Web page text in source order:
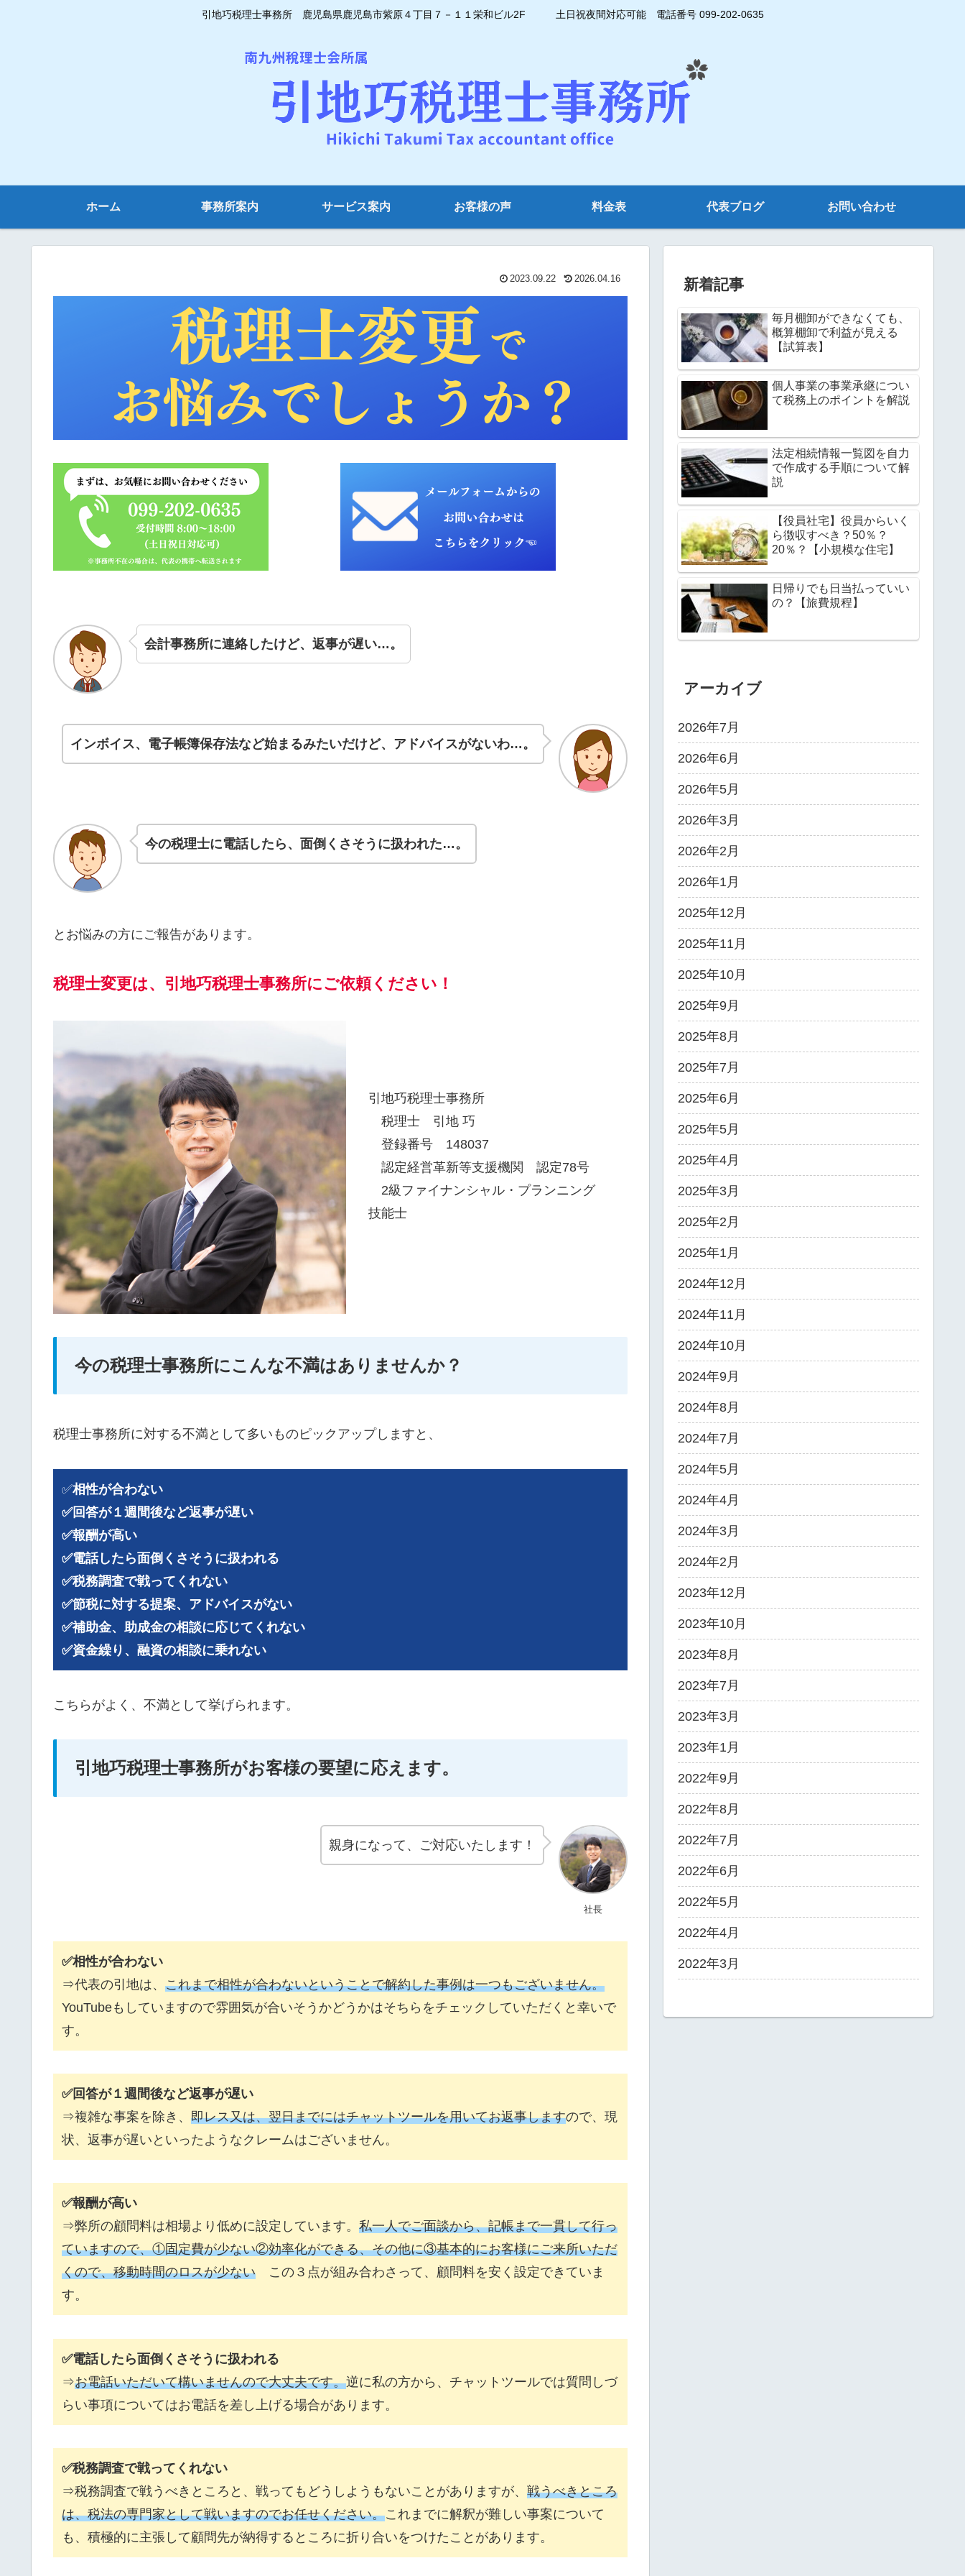
引地巧税理士事務所 鹿児島県鹿児島市紫原４丁目７－１１栄和ビル2F 土日祝夜間対応可能 電話番号 099-202-0635
ホーム 事務所案内 サービス案内 お客様の声 料金表 代表ブログ お問い合わせ
2023.09.22 2026.04.16
会計事務所に連絡したけど、返事が遅い…。
インボイス、電子帳簿保存法など始まるみたいだけど、アドバイスがないわ…。
今の税理士に電話したら、面倒くさそうに扱われた…。
とお悩みの方にご報告があります。
税理士変更は、引地巧税理士事務所にご依頼ください！
引地巧税理士事務所
税理士 引地 巧
登録番号 148037
認定経営革新等支援機関 認定78号
2級ファイナンシャル・プランニング
技能士
今の税理士事務所にこんな不満はありませんか？
税理士事務所に対する不満として多いものピックアップしますと、
✅相性が合わない
✅回答が１週間後など返事が遅い
✅報酬が高い
✅電話したら面倒くさそうに扱われる
✅税務調査で戦ってくれない
✅節税に対する提案、アドバイスがない
✅補助金、助成金の相談に応じてくれない
✅資金繰り、融資の相談に乗れない
こちらがよく、不満として挙げられます。
引地巧税理士事務所がお客様の要望に応えます。
社長
親身になって、ご対応いたします！
✅相性が合わない
⇒代表の引地は、 これまで相性が合わないということで解約した事例は一つもございません。
YouTubeもしていますので雰囲気が合いそうかどうかはそちらをチェックしていただくと幸いで
す。
✅回答が１週間後など返事が遅い
⇒複雑な事案を除き、 即レス又は、翌日までにはチャットツールを用いてお返事しますので、現
状、返事が遅いといったようなクレームはございません。
✅報酬が高い
⇒弊所の顧問料は相場より低めに設定しています。 私一人でご面談から、記帳まで一貫して行っ
ていますので、①固定費が少ない②効率化ができる、その他に③基本的にお客様にご来所いただ
くので、移動時間のロスが少ない この３点が組み合わさって、顧問料を安く設定できていま
す。
✅電話したら面倒くさそうに扱われる
⇒お電話いただいて構いませんので大丈夫です。逆に私の方から、チャットツールでは質問しづ
らい事項についてはお電話を差し上げる場合があります。
✅税務調査で戦ってくれない
⇒税務調査で戦うべきところと、戦ってもどうしようもないことがありますが、 戦うべきところ
は、税法の専門家として戦いますのでお任せください。これまでに解釈が難しい事案について
も、積極的に主張して顧問先が納得するところに折り合いをつけたことがあります。
新着記事
毎月棚卸ができなくても、
概算棚卸で利益が見える
【試算表】
個人事業の事業承継につい
て税務上のポイントを解説
法定相続情報一覧図を自力
で作成する手順について解
説
【役員社宅】役員からいく
ら徴収すべき？50％？
20％？【小規模な住宅】
日帰りでも日当払っていい
の？【旅費規程】
アーカイブ
2026年7月
2026年6月
2026年5月
2026年3月
2026年2月
2026年1月
2025年12月
2025年11月
2025年10月
2025年9月
2025年8月
2025年7月
2025年6月
2025年5月
2025年4月
2025年3月
2025年2月
2025年1月
2024年12月
2024年11月
2024年10月
2024年9月
2024年8月
2024年7月
2024年5月
2024年4月
2024年3月
2024年2月
2023年12月
2023年10月
2023年8月
2023年7月
2023年3月
2023年1月
2022年9月
2022年8月
2022年7月
2022年6月
2022年5月
2022年4月
2022年3月